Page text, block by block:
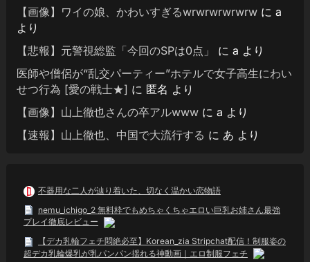
【画像】ワイの娘、かわいすぎるwrwrwrwrwrwに a
より
【悲報】元警視総監「今回のSPは0点」
に a より
医師や僧侶が“乱交パーティー”ホテルで女子高生にわい
せつ行為 [愛の戦士★] に 匿名 より
【画像】山上徹也さんの卒アルwwwに a より
【速報】山上徹也、中国で大流行する に あ より
不器用な二人が辿り着いた、切なく温かい恋物語
nemu_ichigo_2 無料枠でもめちゃくちゃエロい巨乳お姉さん最強
プレイ徹底レビュー
【デカ乳輪フェチ悶絶必至】Korean_zia Stripchat配信！制服姿の
超デカ乳輪爆乳が乳パンパン揺れる神動画｜エロ制服フェチ